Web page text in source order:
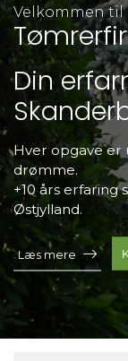
Velkommen til
Din
Hver opgave er
drømme.
+10 års erfaring
Østjylland.
Læs mere